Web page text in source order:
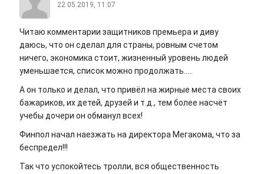
22.05.2019, 11:07
Читаю комментарии защитников премьера и диву
даюсь, что он сделал для страны, ровным счетом
ничего, экономика стоит, жизненный уровень людей
уменьшается, список можно продолжать.....
А он только и делал, что привёл на жирные места своих
бажариков, их детей, друзей и т.д., тем более насчёт
учебы дочери он обманул всех!
Финпол начал наезжать на директора Мегакома, что за
беспредел!!!
Так что успокойтесь тролли, вся общественность